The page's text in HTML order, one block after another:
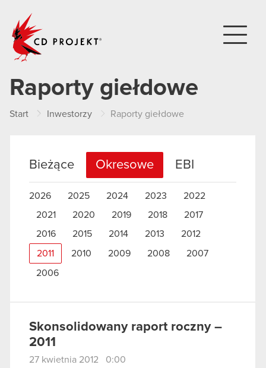
Raporty giełdowe
Start Inwestorzy Raporty giełdowe
Bieżące Okresowe EBI
2026 2025 2024 2023
2022
2021
2020 2019 2018
2017
2016
2015 2014 2013 2012
2011 2010 2009 2008 2007
2006
Skonsolidowany raport roczny –
2011
27 kwietnia 2012 0:00